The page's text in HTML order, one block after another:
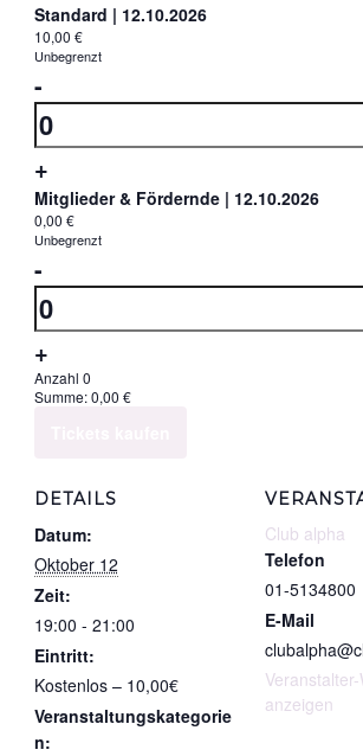
DETAILS
Datum:
Oktober 12
Zeit:
19:00 - 21:00
Eintritt:
Kostenlos – 10,00€
Veranstaltungskategorie
n:
Club alpha
Telefon
01-5134800
E-Mail
anzeigen
Standard | 12.10.2026
10,00 €
Unbegrenzt
Verringern
der
Ticketanzahl
für
Standard
|
12.10.2026
-
Anzahl
Erhöhe
die
Ticketsanzahl
für
Standard
|
12.10.2026
+
Mitglieder & Fördernde | 12.10.2026
0,00 €
Unbegrenzt
Verringern
der
Ticketanzahl
für
Mitglieder
|
12.10.2026
-
Anzahl
Erhöhe
die
Mitglieder
&
Fördernde
|
12.10.2026
+
Anzahl 0
Summe:0,00 €